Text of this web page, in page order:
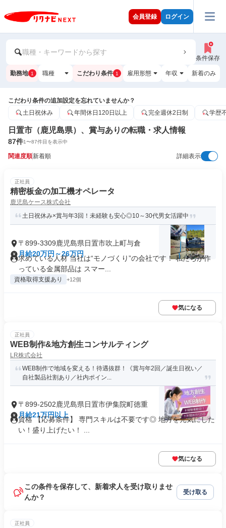
会員登録 ログイン
職種・キーワードから探す
条件保存
勤務地 1 職種 こだわり条件 1 雇用形態 年収 新着のみ
こだわり条件の追加設定を忘れていませんか？
土日祝休み
年間休日120日以上 完全週休2日制 学歴
日置市（鹿児島県）、賞与ありの転職・求人情報
87件1〜87件目を表示中
関連度順新着順 詳細表示
正社員
精密板金の加工機オペレータ
鹿児島ケース株式会社
土日祝休み×賞与年3回！未経験も安心◎10～30代男女活躍中
〒899-3309鹿児島県日置市吹上町与倉
月給20万円～26万円
求めている人材 当社は“モノづくり”の会社です！ 私たちが作
っている金属部品は スマー...
資格取得支援あり +12個
気になる
正社員
WEB制作&地方創生コンサルティング
LR株式会社
WEB制作で地域を変える！待遇抜群！《賞与年2回／誕生日祝い／
自社製品社割あり／社内ポイン...
〒899-2502鹿児島県日置市伊集院町徳重
月給21万円以上
資格 【応募条件】 専門スキルは不要です◎ 地方を元気にした
い！盛り上げたい！ ...
気になる
この条件を保存して、新着求人を受け取りませ
んか？
受け取る
正社員